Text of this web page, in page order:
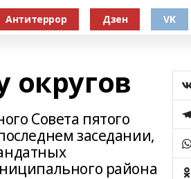
Антитеррор Дзен VK
округов
Совета пятого
заседании,
района